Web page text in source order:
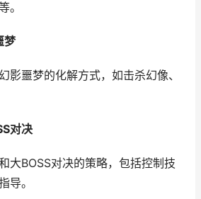
。
梦
影噩梦的化解方式，如击杀幻像、
对决
大BOSS对决的策略，包括控制技
导。